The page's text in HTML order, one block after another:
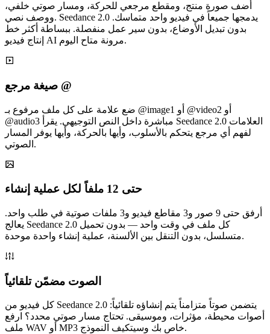
أضف صورة منتج، ومقطع مرجعي للحركة، ومسار صوتي خلفي،
ووصف نصي. Seedance 2.0 يدمجها جميعاً في فيديو واحد متماسك.
بدون تبديل الأوضاع، بدون سير عمل منفصلة. ببساطة أكثر خط
إنتاج فيديو AI مرونة متاح اليوم.
صيغة مرجع @
ضع علامة على كل ملف مرفوع بـ @image1 أو @video2 أو
@audio3 مباشرة داخل النص التوجيهي. يقرأ Seedance 2.0 العلامات
لفهم أي مرجع يتحكم بالأسلوب، وأيها بالحركة، وأيها يوفر المسار
الصوتي.
حتى 12 ملفاً لكل عملية إنشاء
أرفق حتى 9 صور و3 مقاطع فيديو و3 ملفات صوتية في طلب واحد.
يعالج Seedance 2.0 كل ملف في وقت واحد — بدون تحميل
متسلسل، بدون التنقل بين الألسنة، عملية إنشاء واحدة موحدة.
الصوت مضمّن تلقائياً
كل فيديو من Seedance 2.0 يتضمن صوتاً متزامناً يتم إنشاؤه تلقائياً:
أصوات محيطة، مؤثرات، وموسيقى. تحتاج مسار صوتي محدد؟ ارفع
ملف WAV أو MP3 خاص بك وسيتكيف النموذج.